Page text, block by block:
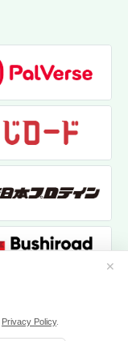
Privacy Policy.
✕